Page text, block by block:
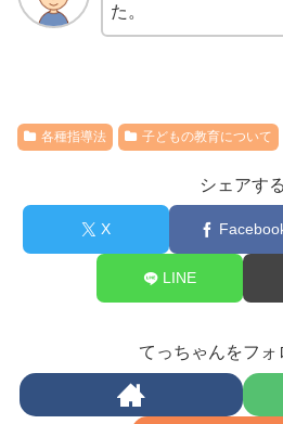
た。
各種指導法 子どもの教育について
シェアする
X
LINE
てっちゃんをフォ